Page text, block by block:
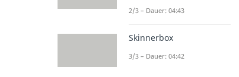
2/3 – Dauer: 04:43
Skinnerbox
3/3 – Dauer: 04:42